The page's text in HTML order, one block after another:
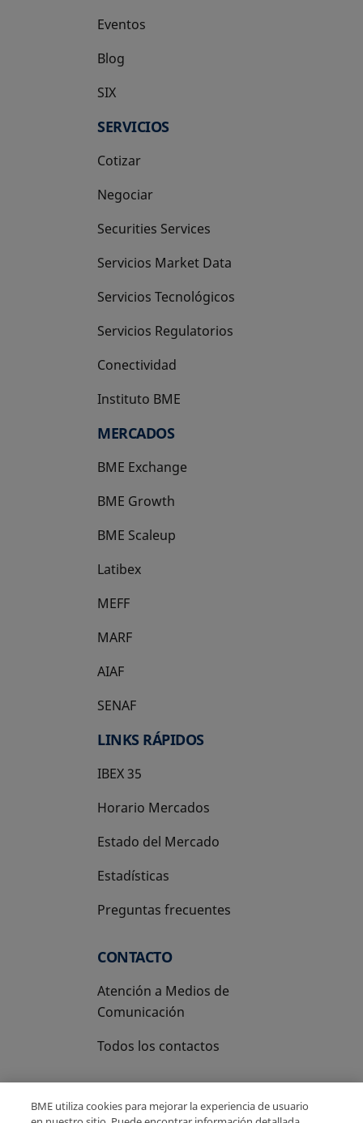
Eventos
Blog
SIX
se abre en una pestaña nueva
SERVICIOS
Cotizar
Negociar
Securities Services
Servicios Market Data
Servicios Tecnológicos
Servicios Regulatorios
Conectividad
Instituto BME
se abre en una pestaña nueva
MERCADOS
BME Exchange
BME Growth
se abre en una pestaña nueva
BME Scaleup
se abre en una pestaña nueva
Latibex
se abre en una pestaña nueva
MEFF
se abre en una pestaña nueva
MARF
AIAF
SENAF
LINKS RÁPIDOS
IBEX 35
Horario Mercados
Estado del Mercado
Estadísticas
Preguntas frecuentes
CONTACTO
Atención a Medios de
Comunicación
Todos los contactos
BME utiliza cookies para mejorar la experiencia de usuario